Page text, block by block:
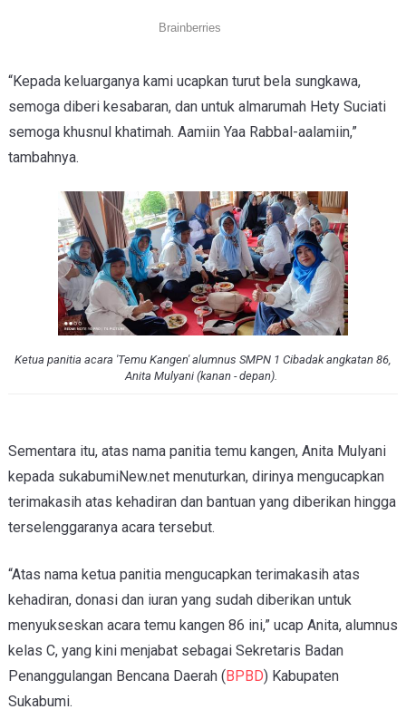
“Kepada keluarganya kami ucapkan turut bela sungkawa,
semoga diberi kesabaran, dan untuk almarumah Hety Suciati
semoga khusnul khatimah. Aamiin Yaa Rabbal-aalamiin,”
tambahnya.
Ketua panitia acara 'Temu Kangen' alumnus SMPN 1 Cibadak angkatan 86,
Anita Mulyani (kanan - depan).
Sementara itu, atas nama panitia temu kangen, Anita Mulyani
kepada sukabumiNew.net menuturkan, dirinya mengucapkan
terimakasih atas kehadiran dan bantuan yang diberikan hingga
terselenggaranya acara tersebut.
“Atas nama ketua panitia mengucapkan terimakasih atas
kehadiran, donasi dan iuran yang sudah diberikan untuk
menyukseskan acara temu kangen 86 ini,” ucap Anita, alumnus
kelas C, yang kini menjabat sebagai Sekretaris Badan
Penanggulangan Bencana Daerah (BPBD) Kabupaten
Sukabumi.